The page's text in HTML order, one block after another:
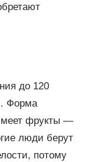
до 120
Форма
фрукты —
люди берут
потому